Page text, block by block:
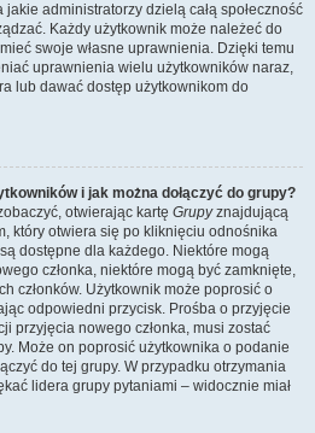
administratorzy dzielą całą społeczność
Każdy użytkownik może należeć do
swoje własne uprawnienia. Dzięki temu
uprawnienia wielu użytkowników naraz,
lub dawać dostęp użytkownikom do
i jak można dołączyć do grupy?
otwierając kartę Grupyznajdującą
który otwiera się po kliknięciu odnośnika
dostępne dla każdego. Niektóre mogą
członka, niektóre mogą być zamknięte,
członków. Użytkownik może poprosić o
odpowiedni przycisk. Prośba o przyjęcie
przyjęcia nowego członka, musi zostać
Może on poprosić użytkownika o podanie
do tej grupy. W przypadku otrzymania
lidera grupy pytaniami – widocznie miał